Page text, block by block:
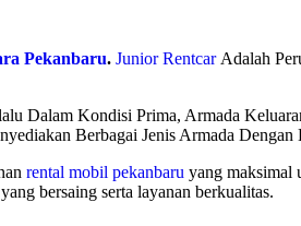
Pekanbaru. Junior RentcarAdalah
Dalam Kondisi Prima, Armada
Berbagai Jenis Armada
rental mobil pekanbaru yang maksimal
bersaing serta layanan berkualitas.